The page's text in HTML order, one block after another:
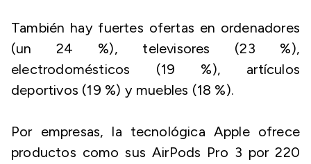
También hay fuertes ofertas en ordenadores
(un 24 %), televisores (23 %),
electrodomésticos (19 %), artículos
deportivos (19 %) y muebles (18 %).
Por empresas, la tecnológica Apple ofrece
productos como sus AirPods Pro 3 por 220